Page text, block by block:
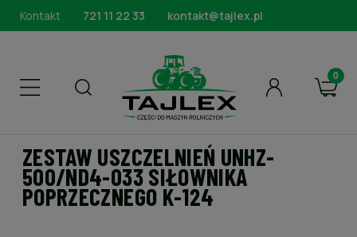
Kontakt 721 11 22 33 kontakt@tajlex.pl
ZESTAW USZCZELNIEŃ UNHZ-
500/ND4-033 SIŁOWNIKA
POPRZECZNEGO K-124